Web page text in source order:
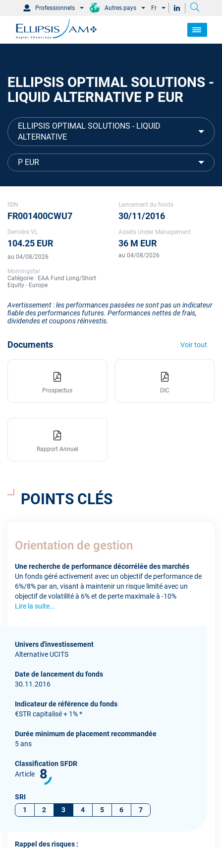
Professionnels Autres pays Fr
ELLIPSIS OPTIMAL SOLUTIONS -
LIQUID ALTERNATIVE P EUR
ELLIPSIS OPTIMAL SOLUTIONS - LIQUID
ALTERNATIVE
P EUR
ISIN
FR001400CWU7
Lancement du fonds
30/11/2016
Dernière VL
104.25 EUR
au 04/08/2026
Assets Under Management
36 M EUR
au 04/08/2026
Morningstar
Catégorie : EAA Fund Long/Short
Equity - Europe
Avertissement : les performances passées ne sont pas un indicateur
fiable des performances futures. Performances nettes de frais,
dividendes et coupons réinvestis.
Documents Voir tout
Prospectus DIC
Rapport Annuel
POINTS CLÉS
Orientation de gestion
Une recherche de performance décorrélée des marchés
Un fonds géré activement avec un objectif de performance de
6%/8% par an, visant à maintenir un risque limité avec un
objectif de volatilité à 6% et de perte maximale à -10%
Lire la suite...
Univers d'investissement
Alternative UCITS
Date de lancement du fonds
30.11.2016
Indicateur de référence du fonds
€STR capitalisé + 1% *
Durée minimum de placement recommandée
5 ans
Classification SFDR
Article
8
SRI
1
2 3 4 5 6 7
Rappel des risques :